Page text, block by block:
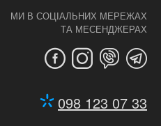
МИ В СОЦІАЛЬНИХ МЕРЕЖАХ
ТА МЕСЕНДЖЕРАХ
098 123 07 33